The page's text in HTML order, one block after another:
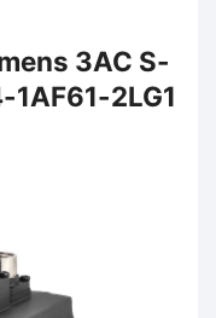
3AC S-
1AF61-2LG1